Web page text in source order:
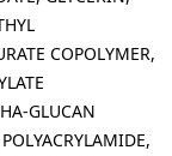
COPOLYMER,
GLUCAN